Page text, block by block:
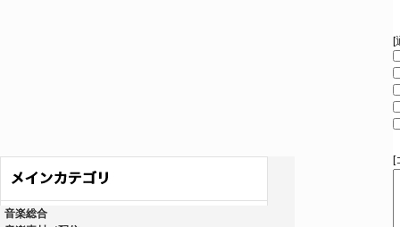
音楽総合
[
[